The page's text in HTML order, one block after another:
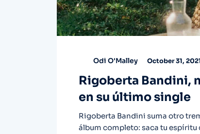
Odi O'Malley October 31,
Rigoberta Bandini,
en su último single
Rigoberta Bandini suma otro
álbum completo: saca tu espíritu